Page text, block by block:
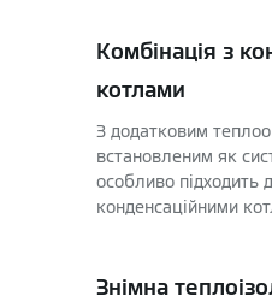
Комбінація з
котлами
З додатковим
встановленим як
особливо підходить
конденсаційними
Знімна